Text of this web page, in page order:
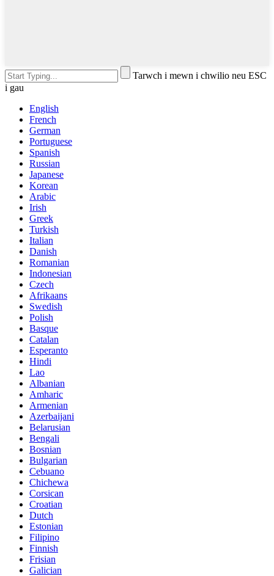
Tarwch i mewn i chwilio neu ESC
i gau
English
French
German
Portuguese
Spanish
Russian
Japanese
Korean
Arabic
Irish
Greek
Turkish
Italian
Danish
Romanian
Indonesian
Czech
Afrikaans
Swedish
Polish
Basque
Catalan
Esperanto
Hindi
Lao
Albanian
Amharic
Armenian
Azerbaijani
Belarusian
Bengali
Bosnian
Bulgarian
Cebuano
Chichewa
Corsican
Croatian
Dutch
Estonian
Filipino
Finnish
Frisian
Galician